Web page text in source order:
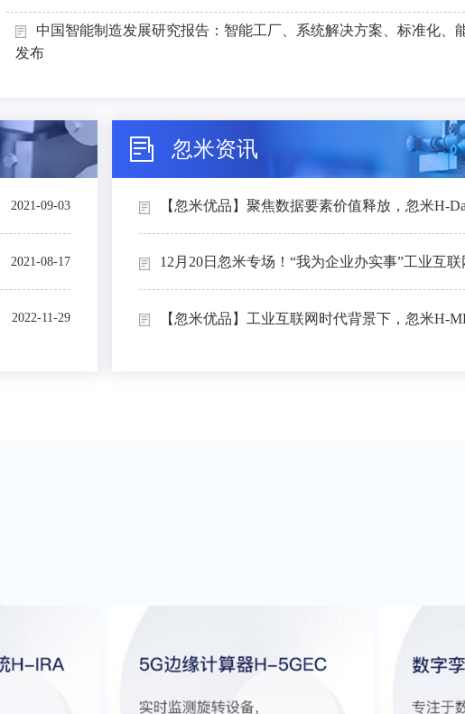
中国智能制造发展研究报告：智能工厂、系统解决方案、标准化、
发布
2021-09-03
2021-08-17
2022-11-29
忽米资讯
【忽米优品】聚焦数据要素价值释放，忽米H-
12月20日忽米专场！“我为企业办实事”工业互联
【忽米优品】工业互联网时代背景下，忽米H-